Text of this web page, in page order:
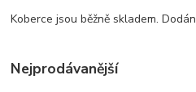
Koberce jsou běžně skladem.
Nejprodávanější